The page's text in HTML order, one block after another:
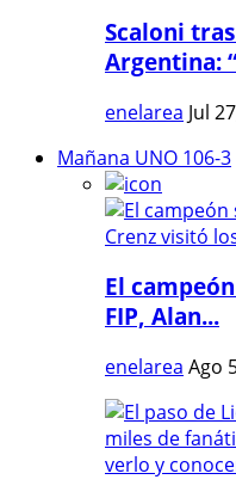
Scaloni
Argentina:
enelarea Jul
Mañana UNO 106-3
El
FIP, Alan...
enelarea Ago